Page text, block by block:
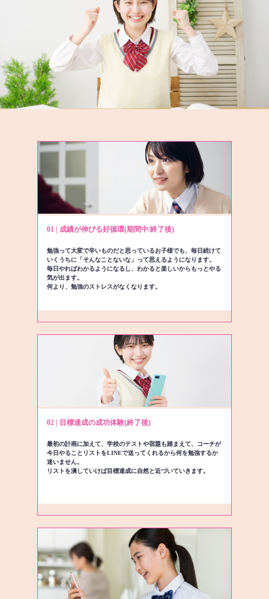
01 | 成績が伸びる好循環(期間中/終了後)
勉強って大変で辛いものだと思っているお子様でも、毎日続けて
いくうちに「そんなことないな」って思えるようになります。
毎日やればわかるようになるし、わかると楽しいからもっとやる
気が出ます。
何より、勉強のストレスがなくなります。
02 | 目標達成の成功体験(終了後)
最初の計画に加えて、学校のテストや宿題も踏まえて、コーチが
今日やることリストをLINEで送ってくれるから何を勉強するか
迷いません。
リストを潰していけば目標達成に自然と近づいていきます。